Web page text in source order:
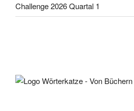
Challenge 2026 Quartal 1